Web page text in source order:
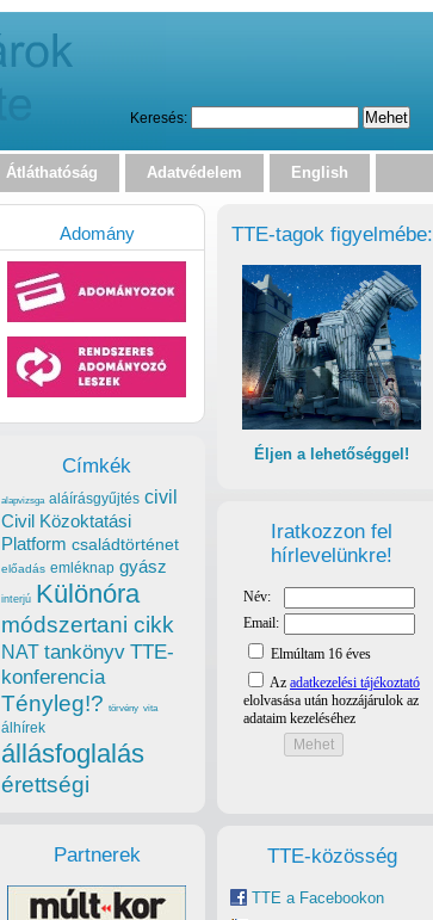
Keresés:
Átláthatóság Adatvédelem English
TTE-tagok figyelmébe:
Éljen a lehetőséggel!
Iratkozzon fel
hírlevelünkre!
TTE-közösség
TTE a Facebookon
Adomány
Címkék
alapvizsga aláírásgyűjtés civil
Civil Közoktatási
Platform családtörténet
előadás emléknap gyász
interjú Különóra
módszertani cikk
NAT tankönyv TTE-
konferencia
Tényleg!? törvény vita
álhírek
állásfoglalás
érettségi
Partnerek